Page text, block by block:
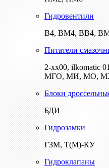
Гидровентили
В4, ВМ4, ВВ4,
Питатели
2-хх00, ilkomatic
МГО, МИ, МО,
Блоки
БДИ
Гидрозамки
ГЗМ, Т(М)-КУ
Гидроклапаны